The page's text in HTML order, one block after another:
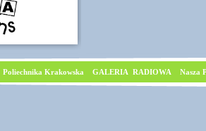
Poliechnika Krakowska GALERIA RADIOWA Nasza